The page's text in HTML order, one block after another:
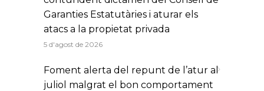
Garanties Estatutàries i aturar els
atacs a la propietat privada
5 d'agost de 2026
Foment alerta del repunt de l’atur al
juliol malgrat el bon comportament